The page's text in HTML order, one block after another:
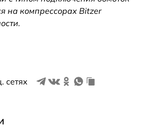
на компрессорах Bitzer
сетях